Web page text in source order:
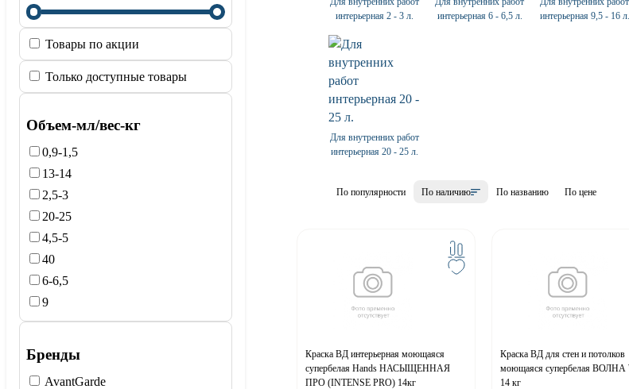
Товары по акции
Только доступные товары
Объем-мл/вес-кг
0,9-1,5
13-14
2,5-3
20-25
4,5-5
40
6-6,5
9
Бренды
AvantGarde
интерьерная 2 - 3 л.
интерьерная 6 - 6,5 л.
интерьерная 9,5 - 16 л.
Для внутренних работ
интерьерная 20 - 25 л.
По популярности По наличию По названию По цене
Краска ВД интерьерная моющаяся
супербелая Hands НАСЫЩЕННАЯ
ПРО (INTENSE PRO) 14кг
Краска ВД для стен и потолков
моющаяся супербелая ВОЛНА
14 кг